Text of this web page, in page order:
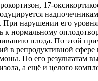
17-
При нарушении его
к нормальному
плода. По этой
в репродуктивной сфере
По его результатам
а ещё и целого